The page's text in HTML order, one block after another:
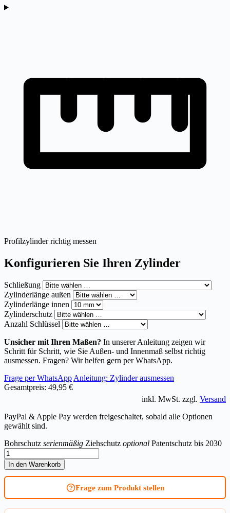
Profilzylinder richtig messen
Konfigurieren Sie Ihren Zylinder
Schließung
Zylinderlänge außen
Zylinderlänge innen
Zylinderschutz
Anzahl Schlüssel
Unsicher mit Ihren Maßen? In unserer Anleitung zeigen wir
Schritt für Schritt, wie Sie Außen- und Innenmaß selbst richtig
ausmessen. Fragen? Wir helfen gern per WhatsApp.
Frage per WhatsApp Anleitung: Zylinder ausmessen
Gesamtpreis: 49,95 €
inkl. MwSt. zzgl. Versand
PayPal & Apple Pay werden freigeschaltet, sobald alle Optionen
gewählt sind.
Bohrschutz serienmäßig Ziehschutz optional Patentschutz bis 2030
Halbzylinder
ABUS
Bravus.1000
Menge
In den Warenkorb
Frage zum Produkt stellen